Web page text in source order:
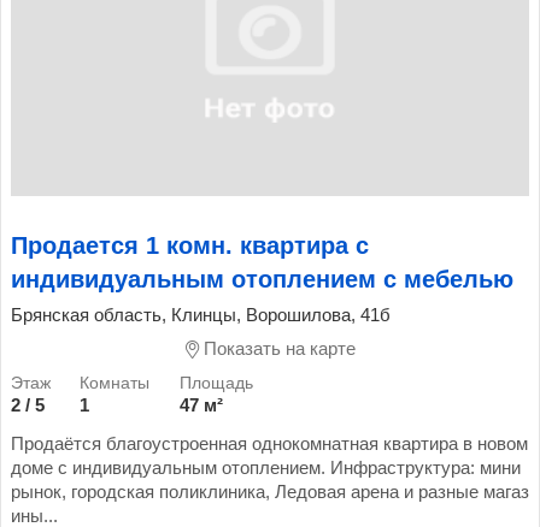
Продается 1 комн. квартира с
индивидуальным отоплением с мебелью
Брянская область, Клинцы, Ворошилова, 41б
Показать на карте
2 / 5 1
47 м²
Продаётся благоустроенная однокомнатная квартира в новом
доме с индивидуальным отоплением. Инфраструктура: мини
рынок, городская поликлиника, Ледовая арена и разные магаз
ины...